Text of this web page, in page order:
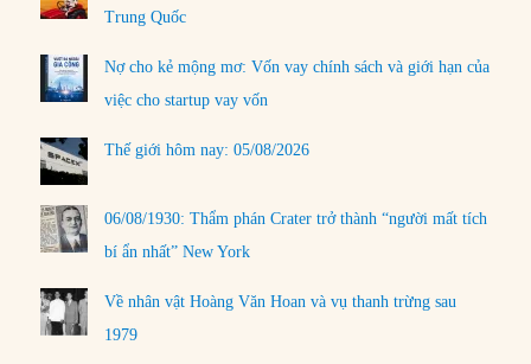
Trung Quốc
Nợ cho kẻ mộng mơ: Vốn vay chính sách và giới hạn của
việc cho startup vay vốn
Thế giới hôm nay: 05/08/2026
06/08/1930: Thẩm phán Crater trở thành “người mất tích
bí ẩn nhất” New York
Về nhân vật Hoàng Văn Hoan và vụ thanh trừng sau
1979